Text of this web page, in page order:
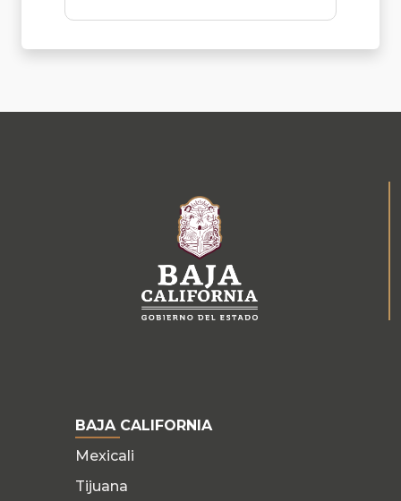
BAJA CALIFORNIA
Mexicali
Tijuana